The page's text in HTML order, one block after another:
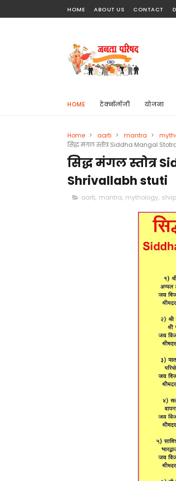
HOME ABOUT US CONTACT
HOME टेक्नॉलॉजी योजना
Home > aarti > mantra >
सिद्ध मंगल स्तोत्र Siddha Mangal
सिद्ध मंगल स्तोत्र
Shrivallabh stuti
aarti, mantra, mythology,